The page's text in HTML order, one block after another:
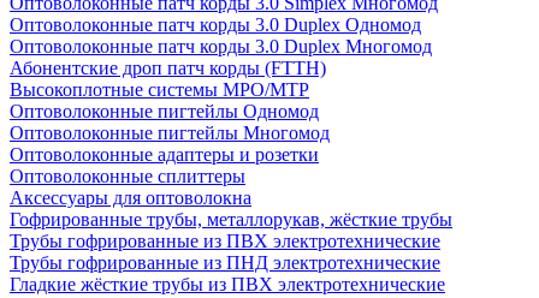
Оптоволоконные патч корды 3.0 Duplex Одномод
Оптоволоконные патч корды 3.0 Duplex Многомод
Абонентские дроп патч корды (FTTH)
Высокоплотные системы MPO/MTP
Оптоволоконные пигтейлы Одномод
Оптоволоконные пигтейлы Многомод
Оптоволоконные адаптеры и розетки
Оптоволоконные сплиттеры
Аксессуары для оптоволокна
Гофрированные трубы, металлорукав, жёсткие трубы
Трубы гофрированные из ПВХ электротехнические
Трубы гофрированные из ПНД электротехнические
Гладкие жёсткие трубы из ПВХ электротехнические